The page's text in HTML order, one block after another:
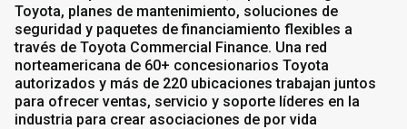
Toyota, planes de mantenimiento, soluciones de
seguridad y paquetes de financiamiento flexibles a
través de Toyota Commercial Finance. Una red
norteamericana de 60+ concesionarios Toyota
autorizados y más de 220 ubicaciones trabajan juntos
para ofrecer ventas, servicio y soporte líderes en la
industria para crear asociaciones de por vida